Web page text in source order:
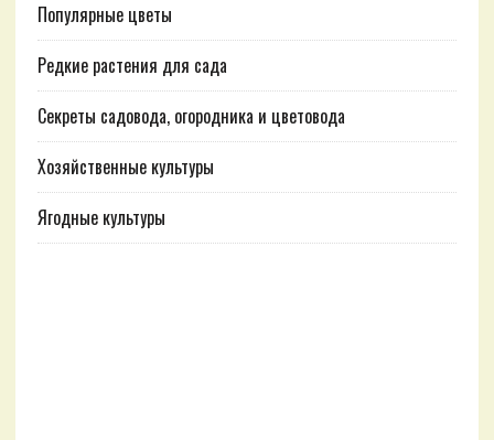
Популярные цветы
Редкие растения для сада
Секреты садовода, огородника и цветовода
Хозяйственные культуры
Ягодные культуры